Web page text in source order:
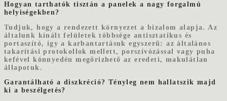
Hogyan tarthatók tisztán a panelek a nagy forgalmú
helyiségekben?
Tudjuk, hogy a rendezett környezet a bizalom alapja. Az
általunk kínált felületek többsége antisztatikus és
portaszító, így a karbantartásuk egyszerű: az általános
takarítási protokollok mellett, porszívózással vagy puha
kefével könnyedén megőrizhető az eredeti, makulátlan
állapotuk.
Garantálható a diszkréció? Tényleg nem hallatszik majd
ki a beszélgetés?